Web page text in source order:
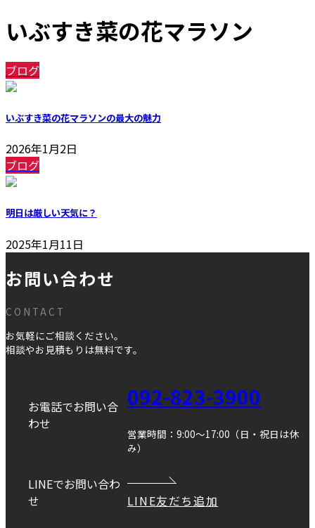
いぶすき菜の花マラソン
ブログ
いぶすき菜の花マラソンの最大の魅力
2026年1月2日
ブログ
明日は厳しい天気に？
2025年1月11日
お問い合わせ
CONTACT
お気軽にご相談ください。
相談やお見積もりは無料です。
お電話でお問い合
わせ
092-823-3900
営業時間：9:00～17:00（日・祝日は休
み）
LINEでお問い合わ
せ
LINE友だち追加